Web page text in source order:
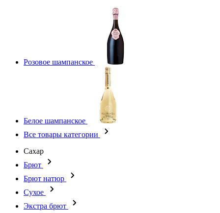
Розовое шампанское
Белое шампанское
Все товары категории
Сахар
Брют
Брют натюр
Сухое
Экстра брют